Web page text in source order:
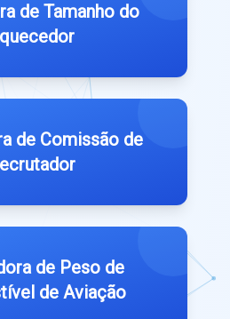
de Tamanho do
de Comissão de
de Peso de
de Aviação